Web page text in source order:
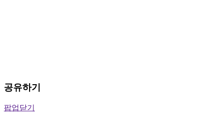
공유하기
팝업닫기